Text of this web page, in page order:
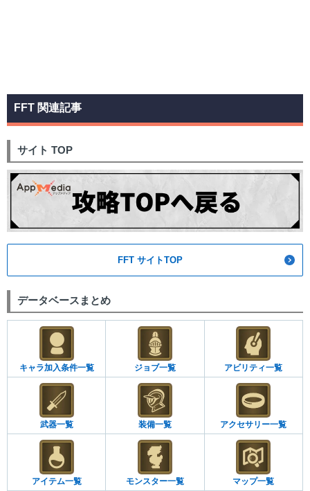
FFT 関連記事
サイト TOP
FFT サイトTOP
データベースまとめ
キャラ加入条件一覧 ジョブ一覧 アビリティ一覧
武器一覧 装備一覧 アクセサリー一覧
アイテム一覧 モンスター一覧 マップ一覧